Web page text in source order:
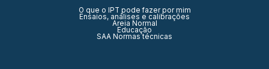
O que o IPT pode fazer por mim
Ensaios, análises e calibrações
Areia Normal
Educação
SAA Normas técnicas